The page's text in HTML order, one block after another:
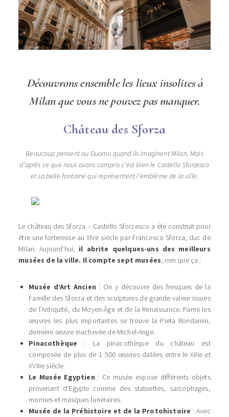
Découvrons ensemble les lieux insolites à
Milan que vous ne pouvez pas manquer.
Château des Sforza
Beaucoup pensent au Duomo quand ils imaginent Milan. Mais
d’après ce que nous avons compris c’est bien le Castello Sforzesco
et sa belle fontaine qui représentent l’emblème de la ville.
Le château des Sforza – Castello Sforzesco a été construit pour
être une forteresse au XIVe siècle par Francesco Sforza, duc de
Milan. Aujourd’hui, il abrite quelques-uns des meilleurs
musées de la ville. Il compte sept musées, rien que ça :
Musée d’Art Ancien : On y découvre des fresques de la
Famille des Sforza et des sculptures de grande valeur issues
de l’Antiquité, du Moyen-Âge et de la Renaissance. Parmi les
œuvres les plus importantes se trouve la Pietà Rondanini,
dernière œuvre inachevée de Michel-Ange.
Pinacothèque : La pinacothèque du château est
composée de plus de 1 500 œuvres datées entre le XIIIe et
XVIIIe siècle.
Le Musée Egyptien : Ce musée expose différents objets
provenant d’Egypte comme des statuettes, sarcophages,
momies et masques funéraires.
Musée de la Préhistoire et de la Protohistoire : Avec